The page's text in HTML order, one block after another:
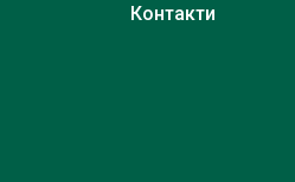
Контакти